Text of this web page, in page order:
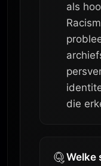
als
die
Welke